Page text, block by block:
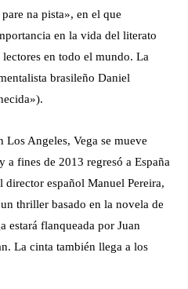
na pista», en el que
en la vida del literato
en todo el mundo. La
brasileño Daniel
Angeles, Vega se mueve
fines de 2013 regresó a España
español Manuel Pereira,
thriller basado en la novela de
estará flanqueada por Juan
La cinta también llega a los